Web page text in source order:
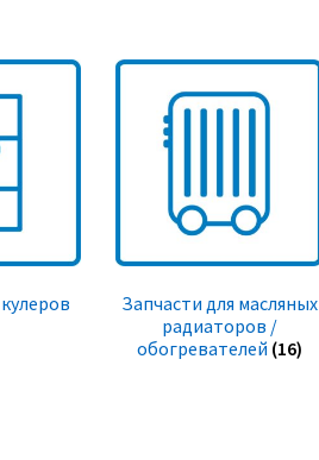
Запчасти для масляных
радиаторов /
обогревателей (16)